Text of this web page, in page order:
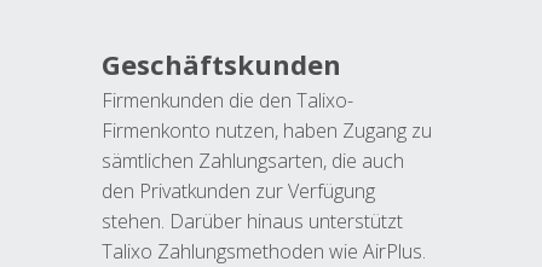
Geschäftskunden
Firmenkunden die den Talixo-
Firmenkonto nutzen, haben Zugang zu
sämtlichen Zahlungsarten, die auch
den Privatkunden zur Verfügung
stehen. Darüber hinaus unterstützt
Talixo Zahlungsmethoden wie AirPlus.